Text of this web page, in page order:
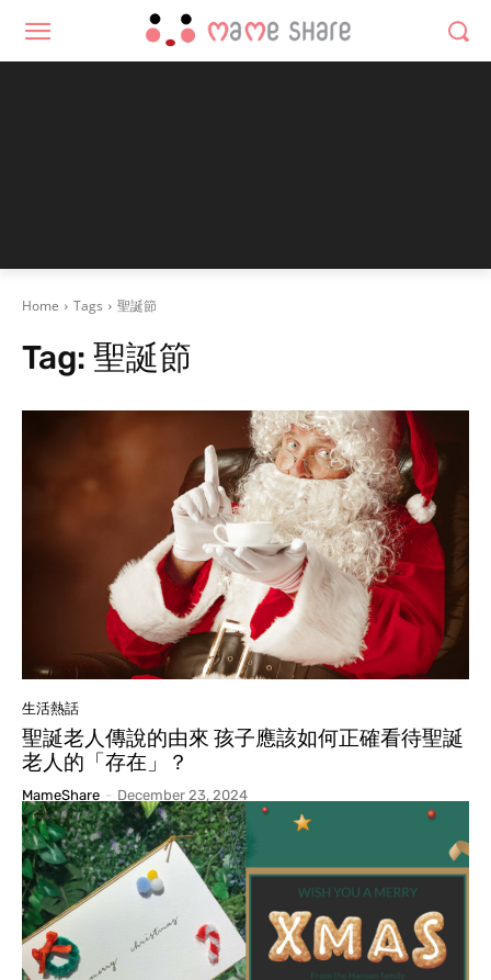
Home Tags 聖誕節
Tag: 聖誕節
生活熱話
聖誕老人傳說的由來 孩子應該如何正確看待聖誕
老人的「存在」？
MameShare - December 23, 2024